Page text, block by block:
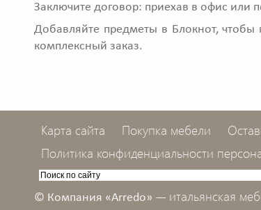
Заключите договор: приехав в офис или
Добавляйте предметы в Блокнот, чтобы
комплексный заказ.
Карта сайта Покупка мебели
Политика конфиденциальности
© Компания «Arredo» — итальянская